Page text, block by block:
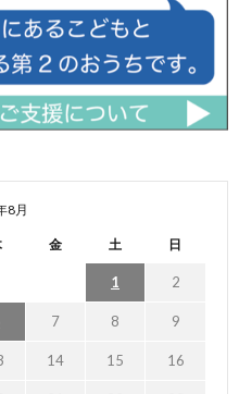
8月
金 土 日
1 2
7 8 9
14 15 16